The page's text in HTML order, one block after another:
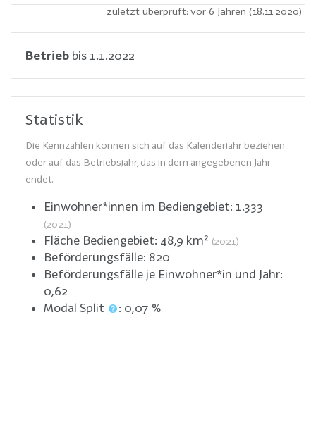
zuletzt überprüft: vor 6 Jahren (18.11.2020)
Betrieb bis 1.1.2022
Statistik
Die Kennzahlen können sich auf das Kalenderjahr beziehen
oder auf das Betriebsjahr, das in dem angegebenen Jahr
endet.
Einwohner*innen im Bediengebiet: 1.333
(2021)
Fläche Bediengebiet: 48,9 km² (2021)
Beförderungsfälle: 820
Beförderungsfälle je Einwohner*in und Jahr:
0,62
Modal Split
: 0,07 %